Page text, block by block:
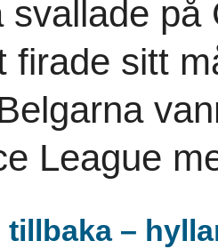
svallade
firade sitt
League
tillbaka –